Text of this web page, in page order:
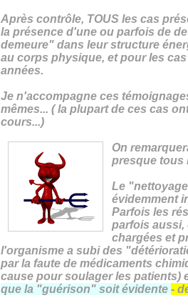
Après contrôle, TOUS les cas
la présence d'une ou parfois de
demeure" dans leur structure
au corps physique, et pour les
années.
Je n'accompagne ces
mêmes... (la plupart de ces cas
cours...)
On
presque tous
Le
évidemment
Parfois les
parfois aussi,
chargées et
l'organisme a subi des
par la faute de médicaments
cause pour soulager les patients)
que la "guérison" soit évidente -